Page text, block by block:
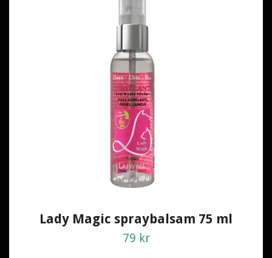
Lady Magic spraybalsam 75 ml
79 kr